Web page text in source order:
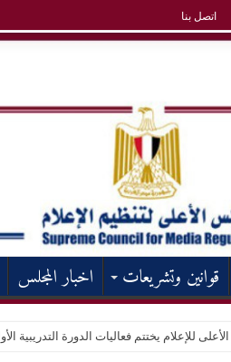
اتصل بنا
قوانين وتشريعات اخبار المجلس
الأعلى للإعلام يختتم فعاليات الدورة التدريبية